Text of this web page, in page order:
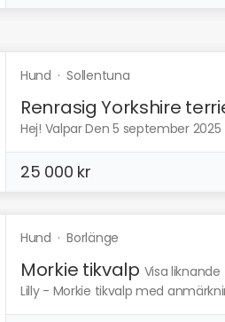
Hund ·Sollentuna
Renrasig Yorkshire
Hej! Valpar Den 5 september
25 000 kr
Hund ·Borlänge
Morkie tikvalp Visa liknande
Lilly - Morkie tikvalp med